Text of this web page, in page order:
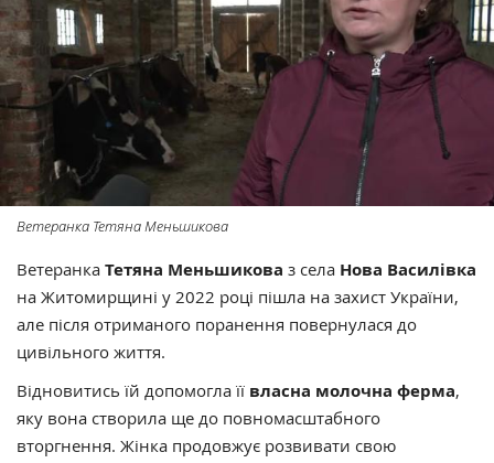
Ветеранка Тетяна Меньшикова
Ветеранка Тетяна Меньшикова з села Нова Василівка
на Житомирщині у 2022 році пішла на захист України,
але після отриманого поранення повернулася до
цивільного життя.
Відновитись їй допомогла її власна молочна ферма,
яку вона створила ще до повномасштабного
вторгнення. Жінка продовжує розвивати свою